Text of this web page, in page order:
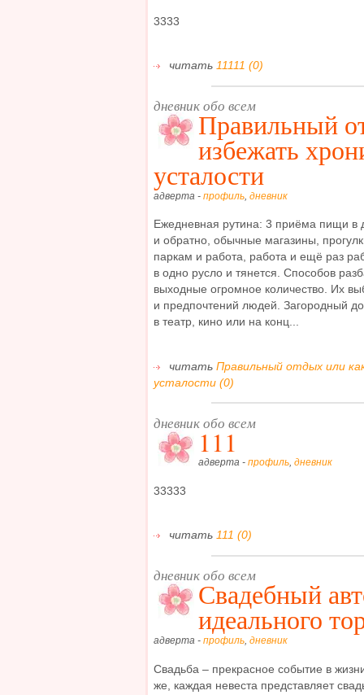
3333
читать 11111 (0)
дневник обо всем
Правильный
избежать
усталости
адверта - профиль, дневник
Ежедневная рутина: 3 приёма пищи в
и обратно, обычные магазины,
паркам и работа, работа и ещё раз
в одно русло и тянется. Способов
выходные огромное количество. Их
и предпочтений людей. Загородный
в театр, кино или на конц...
читать Правильный отдых или
усталости (0)
дневник обо всем
111
адверта - профиль, дневник
33333
читать 111 (0)
дневник обо всем
Свадебный
идеального
адверта - профиль, дневник
Свадьба – прекрасное событие в
же, каждая невеста представляет